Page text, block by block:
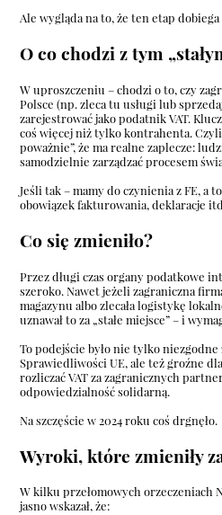
Ale wygląda na to, że ten etap dobiega
O co chodzi z tym
W uproszczeniu – chodzi o to, czy
Polsce (np. zleca tu usługi lub
zarejestrować jako podatnik VAT.
coś więcej niż tylko kontrahenta. Czyli
poważnie”, że ma realne zaplecze:
samodzielnie zarządzać procesem
Jeśli tak – mamy do czynienia z FE, a
obowiązek fakturowania, deklaracje
Co się zmieniło?
Przez długi czas organy podatkowe
szeroko. Nawet jeżeli zagraniczna
magazynu albo zlecała logistykę
uznawał to za „stałe miejsce” – i
To podejście było nie tylko
Sprawiedliwości UE, ale też groźne
rozliczać VAT za zagranicznych
odpowiedzialność solidarną.
Na szczęście w 2024 roku coś drgnęło.
Wyroki, które zmieniły
W kilku przełomowych orzeczeniach
jasno wskazał, że: